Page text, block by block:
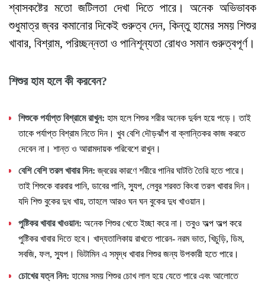
শ্বাসকষ্টের মতো জটিলতা দেখা দিতে পারে। অনেক অভিভাবক
শুধুমাত্র জ্বর কমানোর দিকেই গুরুত্ব দেন, কিন্তু হামের সময় শিশুর
খাবার, বিশ্রাম, পরিচ্ছন্নতা ও পানিশূন্যতা রোধও সমান গুরুত্বপূর্ণ।
শিশুর হাম হলে কী করবেন?
শিশুকে পর্যাপ্ত বিশ্রামে রাখুন: হাম হলে শিশুর শরীর অনেক দুর্বল হয়ে পড়ে। তাই
তাকে পর্যাপ্ত বিশ্রাম নিতে দিন। খুব বেশি দৌড়ঝাঁপ বা ক্লান্তিকর কাজ করতে
দেবেন না। শান্ত ও আরামদায়ক পরিবেশে রাখুন।
বেশি বেশি তরল খাবার দিন: জ্বরের কারণে শরীরে পানির ঘাটতি তৈরি হতে পারে।
তাই শিশুকে বারবার পানি, ডাবের পানি, স্যুপ, লেবুর শরবত কিংবা তরল খাবার দিন।
যদি শিশু বুকের দুধ খায়, তাহলে আরও ঘন ঘন বুকের দুধ খাওয়ান।
পুষ্টিকর খাবার খাওয়ান: অনেক শিশুর খেতে ইচ্ছা করে না। তবুও অল্প অল্প করে
পুষ্টিকর খাবার দিতে হবে। খাদ্যতালিকায় রাখতে পারেন- নরম ভাত, খিচুড়ি, ডিম,
সবজি, ফল, স্যুপ। ভিটামিন এ সমৃদ্ধ খাবার শিশুর জন্য উপকারী হতে পারে।
চোখের যত্ন নিন: হামের সময় শিশুর চোখ লাল হয়ে যেতে পারে এবং আলোতে